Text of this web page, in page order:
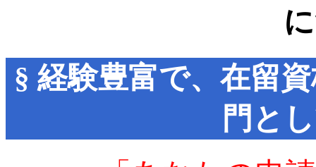
§ 経験豊富で、在留
門と